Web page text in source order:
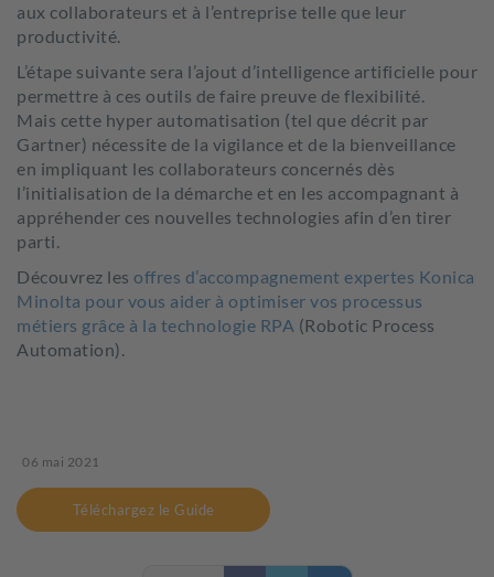
aux collaborateurs et à l’entreprise telle que leur
productivité.
L’étape suivante sera l’ajout d’intelligence artificielle pour
permettre à ces outils de faire preuve de flexibilité.
Mais cette hyper automatisation (tel que décrit par
Gartner) nécessite de la vigilance et de la bienveillance
en impliquant les collaborateurs concernés dès
l’initialisation de la démarche et en les accompagnant à
appréhender ces nouvelles technologies afin d’en tirer
parti.
Découvrez les offres d’accompagnement expertes Konica
Minolta pour vous aider à optimiser vos processus
métiers grâce à la technologie RPA (Robotic Process
Automation).
06 mai 2021
Téléchargez le Guide